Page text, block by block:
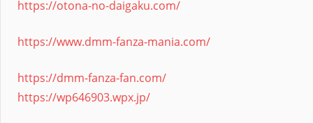
https://otona-no-daigaku.com/
https://www.dmm-fanza-mania.com/
https://dmm-fanza-fan.com/
https://wp646903.wpx.jp/